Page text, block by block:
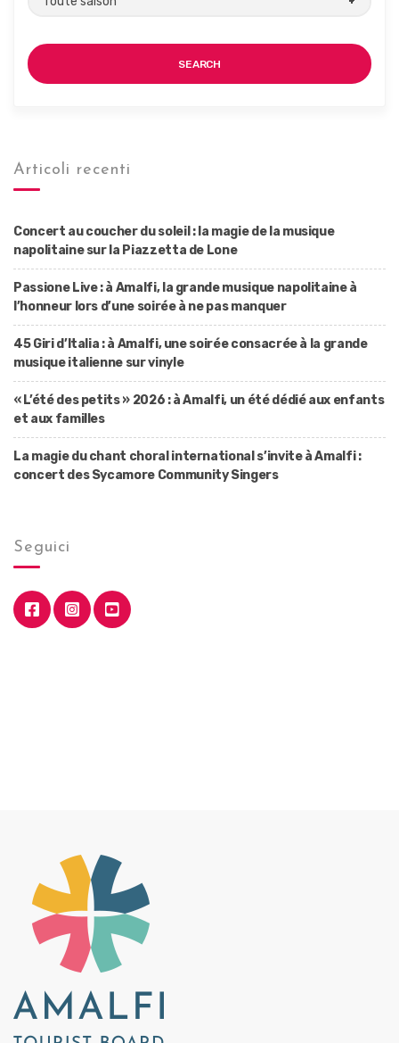
SEARCH
Articoli recenti
Concert au coucher du soleil : la magie de la musique
napolitaine sur la Piazzetta de Lone
Passione Live : à Amalfi, la grande musique napolitaine à
l’honneur lors d’une soirée à ne pas manquer
45 Giri d’Italia : à Amalfi, une soirée consacrée à la grande
musique italienne sur vinyle
« L’été des petits » 2026 : à Amalfi, un été dédié aux enfants
et aux familles
La magie du chant choral international s’invite à Amalfi :
concert des Sycamore Community Singers
Seguici